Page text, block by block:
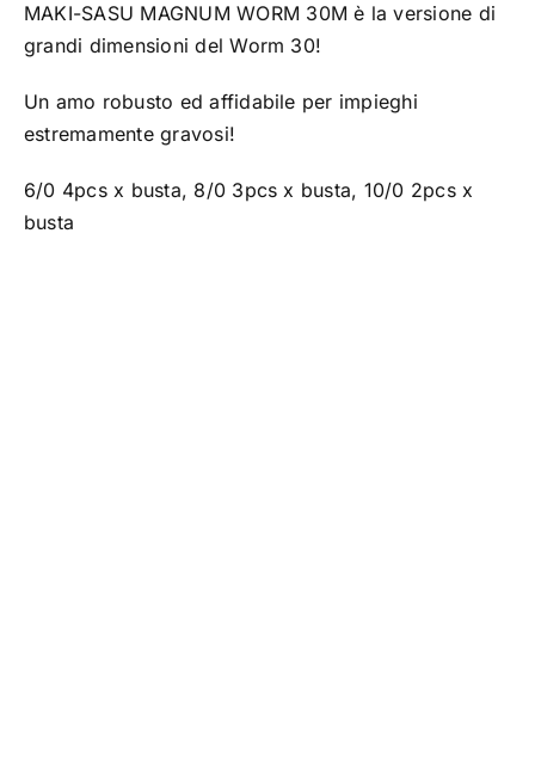
SALTWATER
F.A.Q.
MAKI-SASU MAGNUM WORM 30M è la versione di
grandi dimensioni del Worm 30!
Un amo robusto ed affidabile per impieghi
estremamente gravosi!
6/0 4pcs x busta, 8/0 3pcs x busta, 10/0 2pcs x
busta